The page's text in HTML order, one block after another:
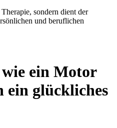
sondern dient der
und beruflichen
ein Motor
ein glückliches